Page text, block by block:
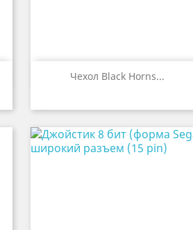
Чехол Black Horns...
Быстрый просмотр